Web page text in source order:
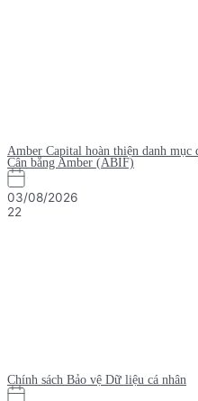
Amber Capital hoàn thiện danh
Cân bằng Amber (ABIF)
03/08/2026
22
Chính sách Bảo vệ Dữ liệu cá nhân